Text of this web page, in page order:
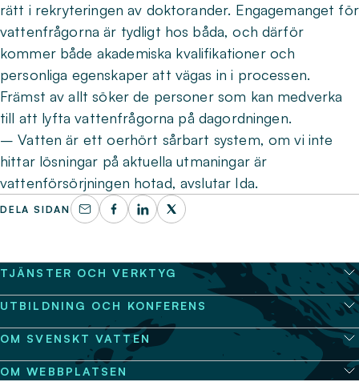
rätt i rekryteringen av doktorander. Engagemanget för
vattenfrågorna är tydligt hos båda, och därför
kommer både akademiska kvalifikationer och
personliga egenskaper att vägas in i processen.
Främst av allt söker de personer som kan medverka
till att lyfta vattenfrågorna på dagordningen.
– Vatten är ett oerhört sårbart system, om vi inte
hittar lösningar på aktuella utmaningar är
vattenförsörjningen hotad, avslutar Ida.
DELA SIDAN
TJÄNSTER OCH VERKTYG
UTBILDNING OCH KONFERENS
OM SVENSKT VATTEN
OM WEBBPLATSEN